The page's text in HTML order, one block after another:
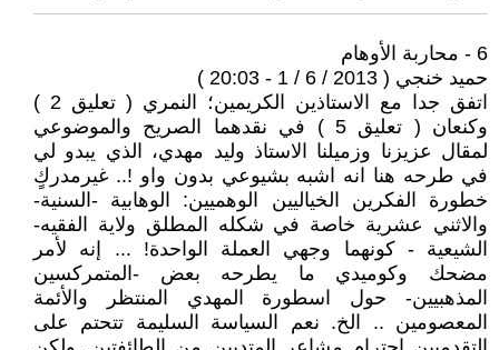
6 - محاربة الأوهام
حميد خنجي ( 2013 / 6 / 1 - 20:03 )
اتفق جدا مع الاستاذين الكريمين؛ النمري ( تعليق 2 )
وكنعان ( تعليق 5 ) في نقدهما الصريح والموضوعي
لمقال عزيزنا وزميلنا الاستاذ وليد مهدي، الذي يبدو لي
في طرحه هنا انه اشبه بشيوعي بدون واو !.. غيرمدركٍ
خطورة الفكرين الخياليين الوهميين: الوهابية -السنية-
والاثني عشرية خاصة في شكله المطلق ولاية الفقيه-
الشيعية - كونهما وجهي العملة الواحدة! ... إنه لأمر
مضحك وكوميدي ما يطرحه بعض -المتمركسين
المذهبيين- حول اسطورة المهدي المنتظر والأئمة
المعصومين .. الخ. نعم السياسة السليمة تتحتم على